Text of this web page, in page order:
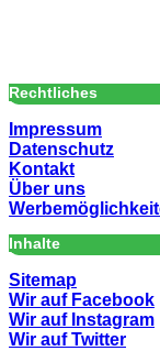
Rechtliches
Impressum
Datenschutz
Kontakt
Über uns
Inhalte
Sitemap
Wir auf Facebook
Wir auf Instagram
Wir auf Twitter